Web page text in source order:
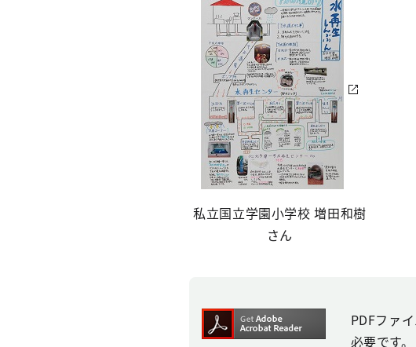
私立国立学園小学校 増田和樹
さん
PDFファ
必要です。